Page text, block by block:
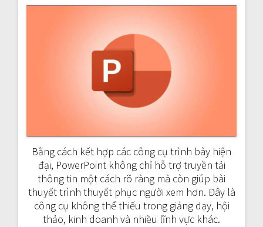
Bằng cách kết hợp các công cụ trình bày hiện
đại, PowerPoint không chỉ hỗ trợ truyền tải
thông tin một cách rõ ràng mà còn giúp bài
thuyết trình thuyết phục người xem hơn. Đây là
công cụ không thể thiếu trong giảng dạy, hội
thảo, kinh doanh và nhiều lĩnh vực khác.